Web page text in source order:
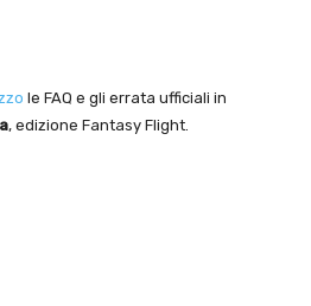
le FAQ e gli errata ufficiali in
, edizione Fantasy Flight.